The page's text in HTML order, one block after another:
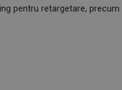
pentru retargetare, precum